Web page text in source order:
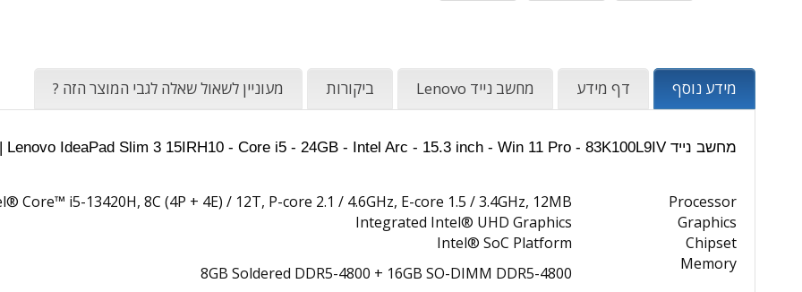
מידע נוסף דף מידע מחשב נייד Lenovo ביקורות מעוניין לשאול שאלה לגבי המוצר הזה ?
מחשב נייד Lenovo IdeaPad Slim 3 15IRH10 - Core i5 - 24GB - Intel Arc - 15.3 inch - Win 11 Pro - 83K100L9IV | מפרט טכני:
Processor
Core™ i5-13420H, 8C (4P + 4E) / 12T, P-core 2.1 / 4.6GHz, E-core 1.5 / 3.4GHz, 12MB
Graphics
Integrated Intel® UHD Graphics
Chipset
Intel® SoC Platform
Memory
8GB Soldered DDR5-4800 + 16GB SO-DIMM DDR5-4800